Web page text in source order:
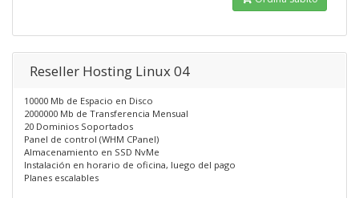
Reseller Hosting Linux 04
10000 Mb de Espacio en Disco
2000000 Mb de Transferencia Mensual
20 Dominios Soportados
Panel de control (WHM CPanel)
Almacenamiento en SSD NvMe
Instalación en horario de oficina, luego del pago
Planes escalables